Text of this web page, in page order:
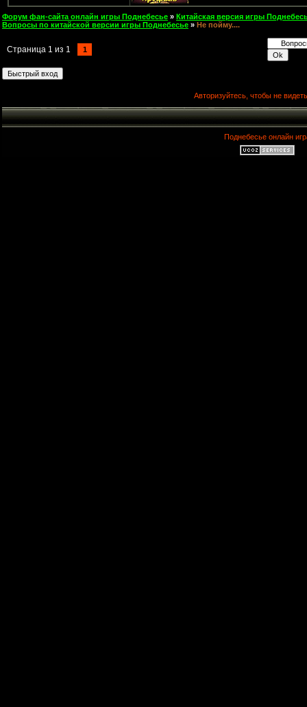
Форум фан-сайта онлайн игры Поднебесье » Китайская версия игры
Вопросы по китайской версии игры Поднебесье » Не пойму....
Страница 1 из 1 1
Авторизуйтесь, чтобы не
Поднебесье онлайн